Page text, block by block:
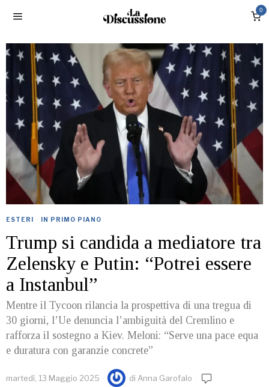
0
ESTERI · IN PRIMO PIANO
Trump si candida a mediatore tra
Zelensky e Putin: “Potrei essere
a Instanbul”
Mentre il Tycoon rilancia la prospettiva di una tregua di
30 giorni, l’Ue denuncia l’ambiguità del Cremlino e
rafforza il sostegno a Kiev. Meloni: “Serve una pace equa
e duratura con garanzie concrete”
martedì, 13 Maggio 2025 di Anna Garofalo